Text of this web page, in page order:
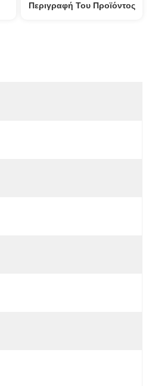
Περιγραφή Του Προϊόντος